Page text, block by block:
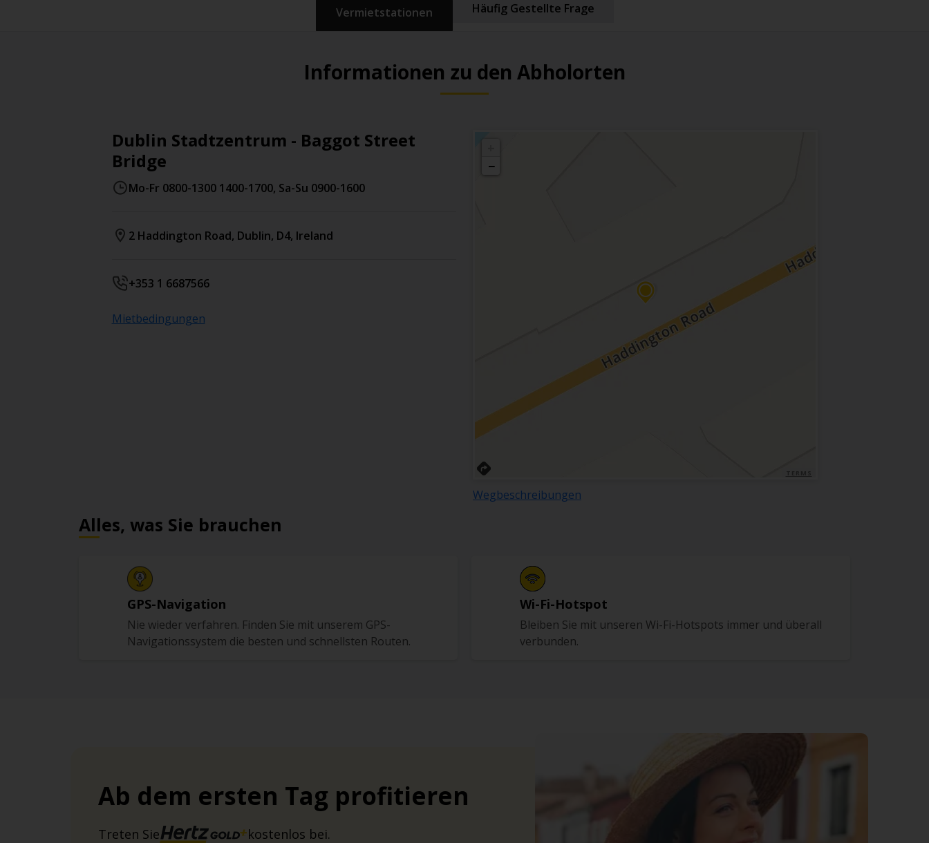
Vermietstationen Häufig Gestellte Frage
Informationen zu den Abholorten
Dublin Stadtzentrum - Baggot Street
Bridge
Mo-Fr 0800-1300 1400-1700, Sa-Su 0900-1600
2 Haddington Road, Dublin, D4, Ireland
+353 1 6687566
Mietbedingungen
−
Wegbeschreibungen
Alles, was Sie brauchen
GPS-Navigation
Nie wieder verfahren. Finden Sie mit unserem GPS-
Navigationssystem die besten und schnellsten Routen.
Wi-Fi-Hotspot
Bleiben Sie mit unseren Wi-Fi-Hotspots immer und überall
verbunden.
Ab dem ersten Tag profitieren
Treten Sie kostenlos bei.